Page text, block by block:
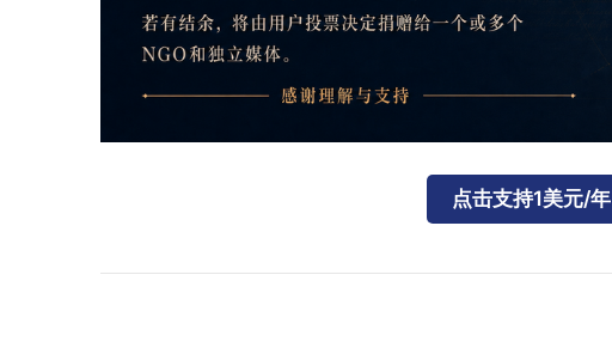
点击支持1美元/年